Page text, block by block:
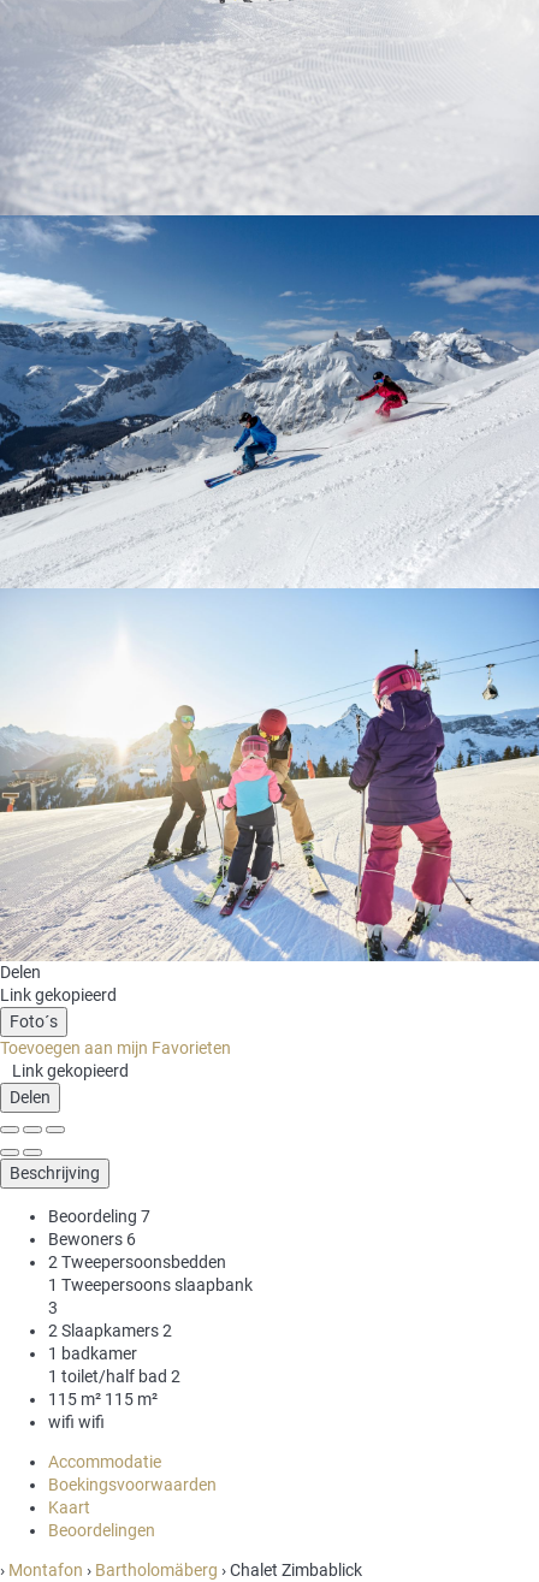
Delen
Link gekopieerd
Foto´s
Toevoegen aan mijn Favorieten
Link gekopieerd
Delen
Beschrijving
Beoordeling 7
Bewoners 6
2 Tweepersoonsbedden
1 Tweepersoons slaapbank
3
2 Slaapkamers2
1 badkamer
1 toilet/half bad 2
115 m² 115 m²
wifi wifi
Accommodatie
Boekingsvoorwaarden
Kaart
Beoordelingen
› Montafon › Bartholomäberg › Chalet Zimbablick